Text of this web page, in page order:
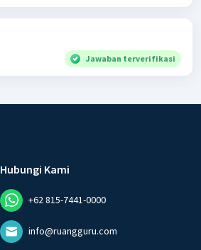
Jawaban terverifikasi
Hubungi Kami
+62 815-7441-0000
info@ruangguru.com